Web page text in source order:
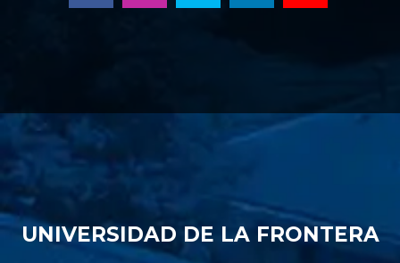
UNIVERSIDAD DE LA FRONTERA